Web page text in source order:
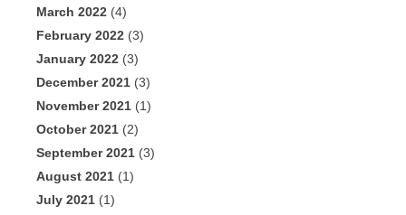
March 2022 (4)
February 2022 (3)
January 2022 (3)
December 2021 (3)
November 2021 (1)
October 2021 (2)
September 2021 (3)
August 2021 (1)
July 2021 (1)